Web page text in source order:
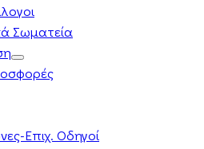
Σωματεία
Επιχ. Οδηγοί